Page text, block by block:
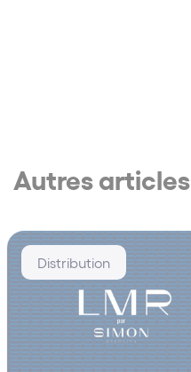
Autres articles
Distribution